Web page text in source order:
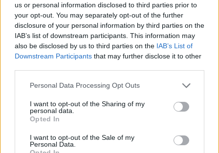
us or personal information disclosed to third parties prior to
your opt-out. You may separately opt-out of the further
disclosure of your personal information by third parties on the
IAB’s list of downstream participants. This information may
also be disclosed by us to third parties on the IAB’s List of
Downstream Participants that may further disclose it to other
Personal Data Processing Opt Outs
I want to opt-out of the Sharing of my
personal data.
Opted In
I want to opt-out of the Sale of my
Personal Data.
De hade hoppats på en viss framgång. Men det blev stor
Karlstad att sälja öl som aldrig förr.
Beernews berättade nyligen om Ten Hands Brewing, som
gör en satsning på öl i Karlstad. Nomadbryggeriet består av
fem personer, därav namnet Ten Hands.
I fredags var det premiär för första ölet, First Born, och det
sålde bättre än de hade vågat att drömma om.
Bishops Arms sålde slut det första fatet på 49 minuter och